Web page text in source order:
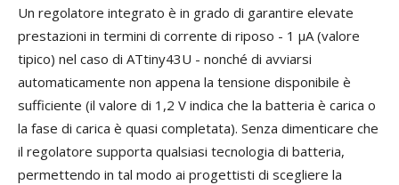
Un regolatore integrato è in grado di garantire elevate
prestazioni in termini di corrente di riposo - 1 µA (valore
tipico) nel caso di ATtiny43U - nonché di avviarsi
automaticamente non appena la tensione disponibile è
sufficiente (il valore di 1,2 V indica che la batteria è carica o
la fase di carica è quasi completata). Senza dimenticare che
il regolatore supporta qualsiasi tecnologia di batteria,
permettendo in tal modo ai progettisti di scegliere la